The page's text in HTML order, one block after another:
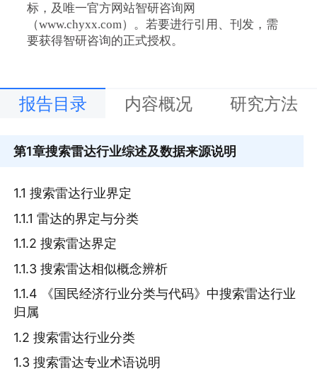
标，及唯一官方网站智研咨询网
（www.chyxx.com）。若要进行引用、刊发，需
要获得智研咨询的正式授权。
报告目录 内容概况 研究方法
第1章搜索雷达行业综述及数据来源说明
1.1 搜索雷达行业界定
1.1.1 雷达的界定与分类
1.1.2 搜索雷达界定
1.1.3 搜索雷达相似概念辨析
1.1.4 《国民经济行业分类与代码》中搜索雷达行业
归属
1.2 搜索雷达行业分类
1.3 搜索雷达专业术语说明